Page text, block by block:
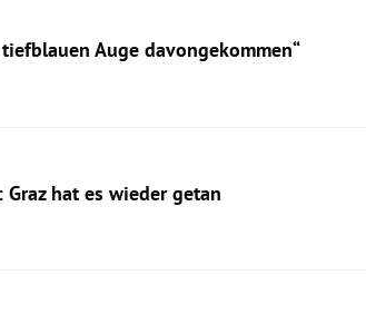
Auge davongekommen“
hat es wieder getan